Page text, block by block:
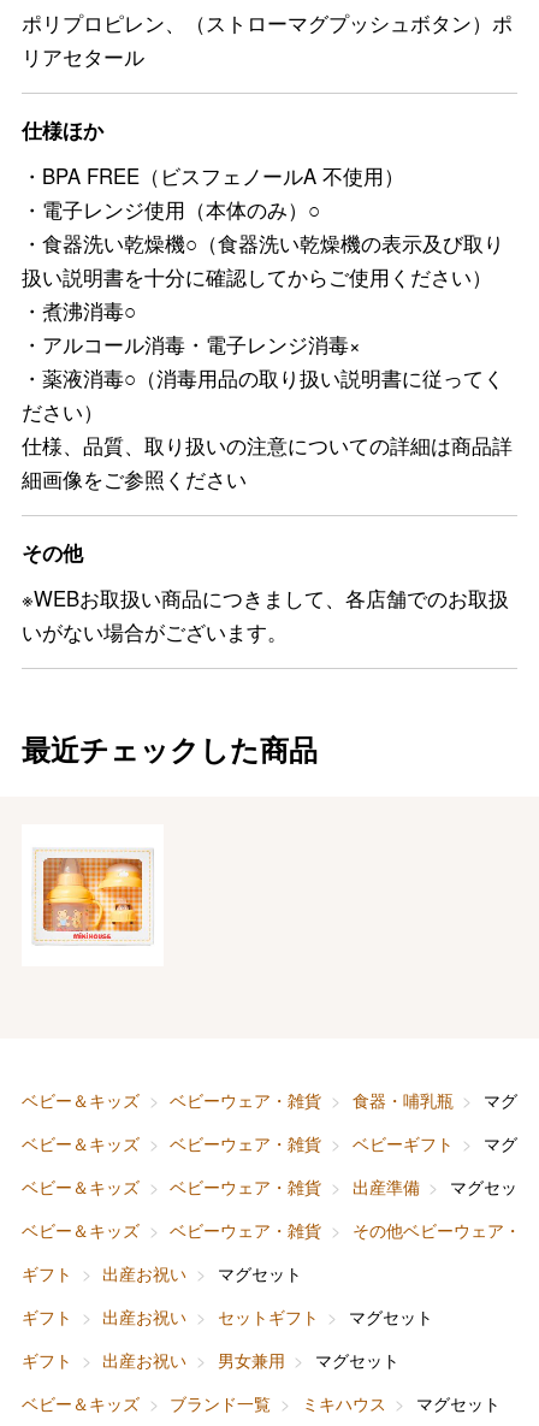
ポリプロピレン、（ストローマグプッシュボタン）ポ
リアセタール
仕様ほか
・BPA FREE（ビスフェノールA 不使用）
・電子レンジ使用（本体のみ）○
・食器洗い乾燥機○（食器洗い乾燥機の表示及び取り
扱い説明書を十分に確認してからご使用ください）
・煮沸消毒○
・アルコール消毒・電子レンジ消毒×
・薬液消毒○（消毒用品の取り扱い説明書に従ってく
ださい）
仕様、品質、取り扱いの注意についての詳細は商品詳
細画像をご参照ください
その他
※WEBお取扱い商品につきまして、各店舗でのお取扱
いがない場合がございます。
最近チェックした商品
ベビー＆キッズ ベビーウェア・雑貨 食器・哺乳瓶
マグ
ベビー＆キッズ
ベビーウェア・雑貨 ベビーギフト
マグ
ベビー＆キッズ
ベビーウェア・雑貨 出産準備
マグセット
ベビー＆キッズ
ベビーウェア・雑貨
その他ベビーウェア・
ギフト
出産お祝い
マグセット
ギフト
出産お祝い セットギフト
マグセット
ギフト
出産お祝い 男女兼用
マグセット
ベビー＆キッズ
ブランド一覧 ミキハウス マグセット
フード＆スイーツ
ファッション
ホーム＆インテリア
ベビー＆キッズ
出産内祝い
結婚内祝い
お香典返し
快気祝い
母の日
父の日
お中元
敬老の日